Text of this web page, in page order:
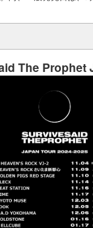
The Prophet